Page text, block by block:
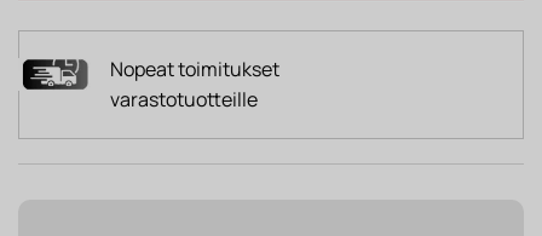
Nopeat toimitukset
varastotuotteille